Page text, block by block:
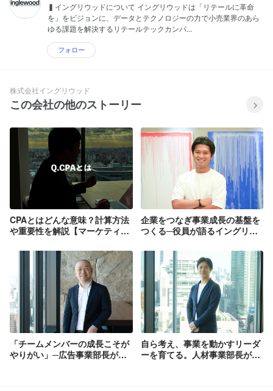
▍イングリウッドについて イングリウッドは「リテールに革命
を」をビジョンに、データとテクノロジーの力で小売業界のあら
ゆる課題を解決するリテールテックカンパ...
フォロー
株式会社イングリウッド
この会社の他のストーリー
CPAとはどんな意味？計算方法
や重要性を解説【マーケティン
企業をつなぎ事業成長の基盤を
つくる─役員が語るイングリウ
「チームメンバーの成長こそが
やりがい」─広告事業部長が語
自ら考え、事業を動かすリーダ
ーを育てる。人材事業部長が語